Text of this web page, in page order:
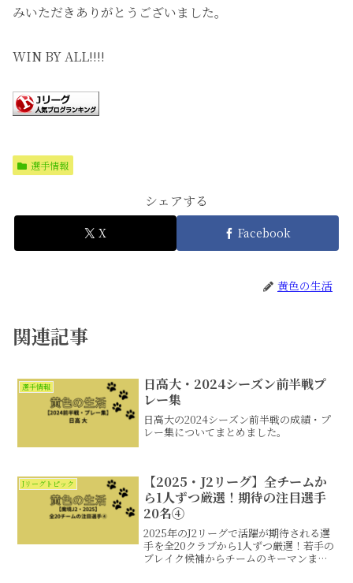
みいただきありがとうございました。
WIN BY ALL!!!!
選手情報
シェアする
X Facebook
黄色の生活
関連記事
選手情報
日高大・2024シーズン前半戦プ
レー集
日高大の2024シーズン前半戦の成績・プ
レー集についてまとめました。
Jリーグトピック
【2025・J2リーグ】全チームか
ら1人ずつ厳選！期待の注目選手
20名④
2025年のJ2リーグで活躍が期待される選
手を全20クラブから1人ずつ厳選！若手の
ブレイク候補からチームのキーマンま